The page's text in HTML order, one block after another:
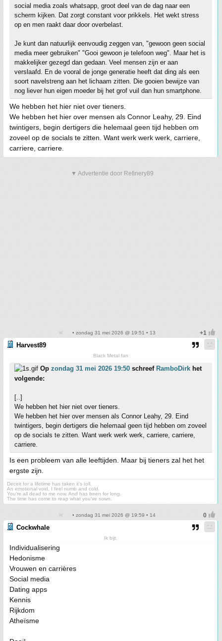
social media zoals whatsapp, groot deel van de dag naar een
scherm kijken. Dat zorgt constant voor prikkels. Het wekt stress
op en men raakt daar door overbelast.
Je kunt dan natuurlijk eenvoudig zeggen van, "gewoon geen social
media meer gebruiken" "Gooi gewoon je telefoon weg". Maar het is
makkelijker gezegd dan gedaan. Veel mensen zijn er aan
verslaafd. En de vooral de jonge generatie heeft dat ding als een
soort navelstreng aan het lichaam zitten. Die gooien bewijze van
nog liever hun eigen moeder bij het grof vuil dan hun smartphone.
We hebben het hier niet over tieners.
We hebben het hier over mensen als Connor Leahy, 29. Eind
twintigers, begin dertigers die helemaal geen tijd hebben om
zoveel op de socials te zitten. Want werk werk werk, carriere,
carriere, carriere.
▼ Advertentie door Refinery89
• zondag 31 mei 2026 @ 19:51 • 13
Harvest89
Black Metal fan
Op zondag 31 mei 2026 19:50 schreef RamboDirk het
volgende:
[..]
We hebben het hier niet over tieners.
We hebben het hier over mensen als Connor Leahy, 29. Eind
twintigers, begin dertigers die helemaal geen tijd hebben om zoveel
op de socials te zitten. Want werk werk werk, carriere, carriere,
carriere.
Is een probleem van alle leeftijden. Maar bij tieners zal het het
ergste zijn.
Deceit for a lifetime has taken it's toll.
An emotional void, I feel numb and cold.
You're all dead to me now. And has been for long.
The time has come to reap what you've sown.
• zondag 31 mei 2026 @ 19:59 • 14
Cockwhale
Ik bijt.
Individualisering
Hedonisme
Vrouwen en carrières
Social media
Dating apps
Kennis
Rijkdom
Atheïsme